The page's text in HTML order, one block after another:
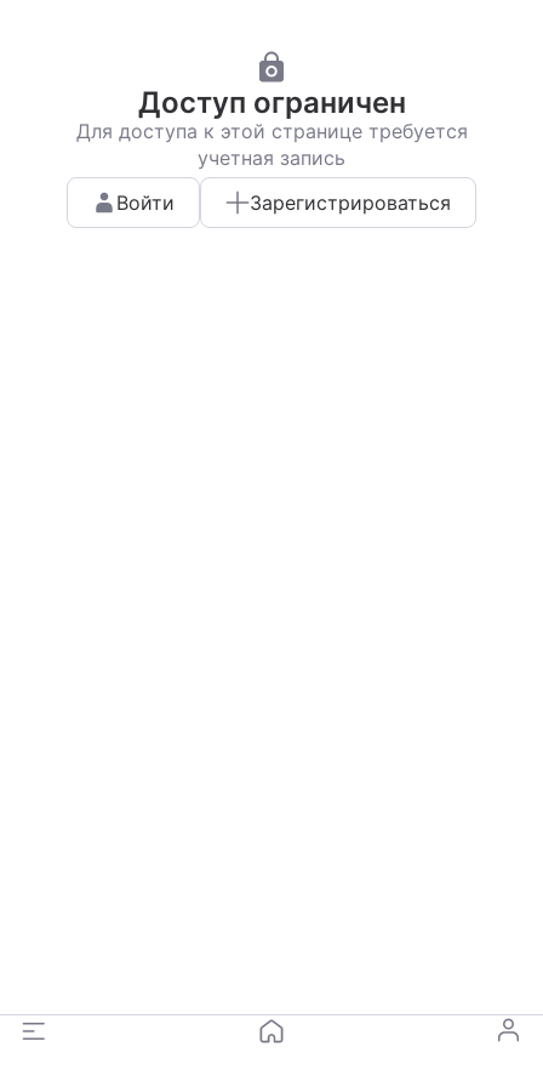
Доступ ограничен
Для доступа к этой странице требуется
учетная запись
Войти
Зарегистрироваться